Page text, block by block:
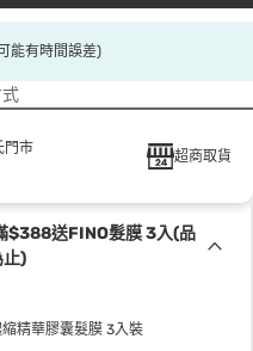
能有時間誤差)
門市
超商取貨
$388送FINO髮膜 3入(品
止)
精華膠囊髮膜 3入裝